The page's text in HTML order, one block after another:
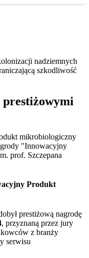
nadziemnych
szkodliwość
mikrobiologiczny
"Innowacyjny
prof. Szczepana
Produkt
prestiżową nagrodę
, przyznaną przez jury
z branży
serwisu